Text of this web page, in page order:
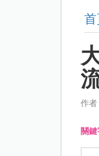
作者
關鍵